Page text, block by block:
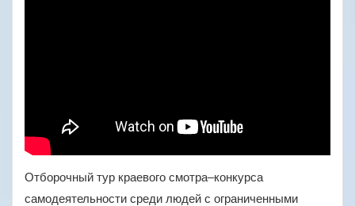
Отборочный тур краевого смотра–конкурса
самодеятельности среди людей с ограниченными